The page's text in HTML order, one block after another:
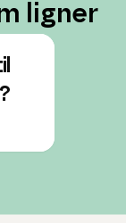
ligner